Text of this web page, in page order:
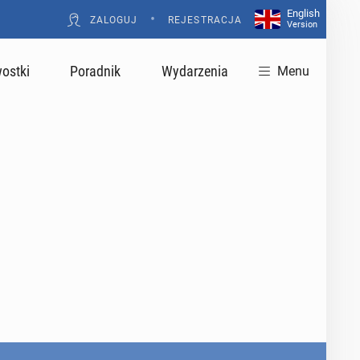
ZALOGUJ • REJESTRACJA
English
Version
Poradnik Wydarzenia Menu